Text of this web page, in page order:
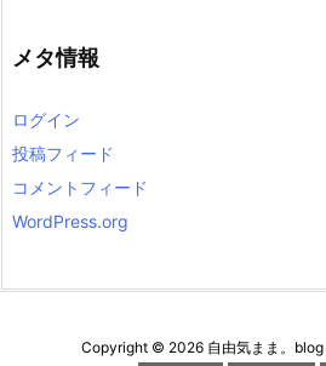
ブ
メタ情報
ログイン
投稿フィード
コメントフィード
WordPress.org
Copyright © 2026 自由気まま。blog